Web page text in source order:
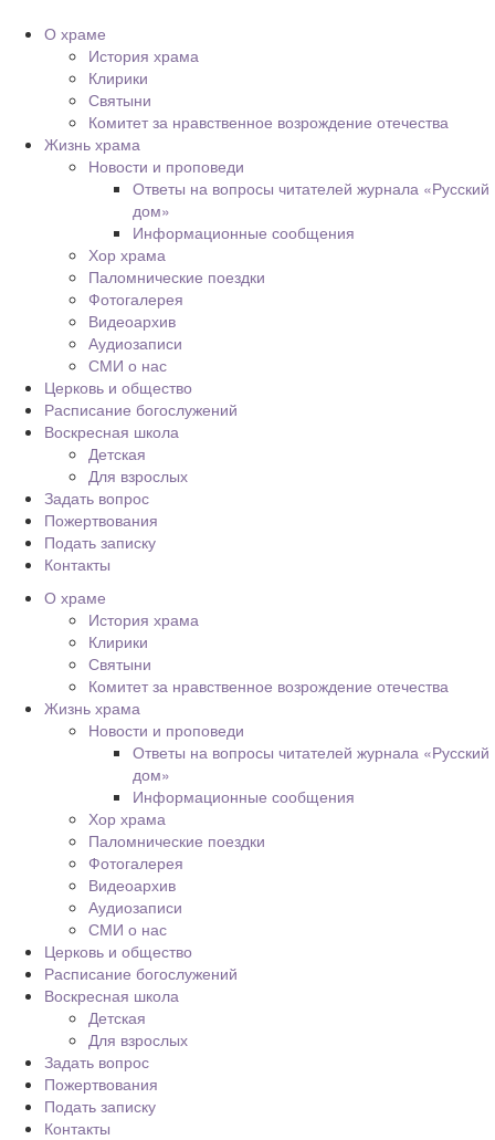
О храме
История храма
Клирики
Святыни
Комитет за нравственное возрождение отечества
Жизнь храма
Новости и проповеди
Ответы на вопросы читателей журнала «Русский
дом»
Информационные сообщения
Хор храма
Паломнические поездки
Фотогалерея
Видеоархив
Аудиозаписи
СМИ о нас
Церковь и общество
Расписание богослужений
Воскресная школа
Детская
Для взрослых
Задать вопрос
Пожертвования
Подать записку
Контакты
О храме
История храма
Клирики
Святыни
Комитет за нравственное возрождение отечества
Жизнь храма
Новости и проповеди
Ответы на вопросы читателей журнала «Русский
дом»
Информационные сообщения
Хор храма
Паломнические поездки
Фотогалерея
Видеоархив
Аудиозаписи
СМИ о нас
Церковь и общество
Расписание богослужений
Воскресная школа
Детская
Для взрослых
Задать вопрос
Пожертвования
Подать записку
Контакты